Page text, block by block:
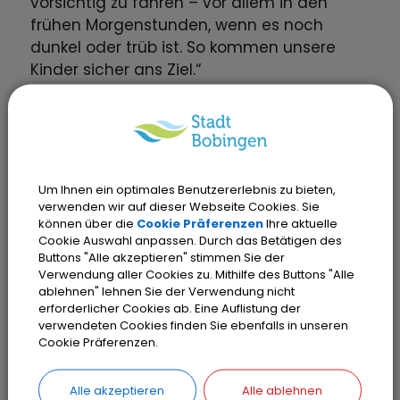
frühen Morgenstunden, wenn es noch
dunkel oder trüb ist. So kommen unsere
Kinder sicher ans Ziel.“
Die Stadt Bobingen wünscht allen
Schulanfängerinnen und Schulanfängern
allem sicheren Start ins neue Schuljahr.
Eva-Maria Gürpinar
Um Ihnen ein optimales Benutzererlebnis zu bieten,
verwenden wir auf dieser Webseite Cookies. Sie
können über die Cookie PräferenzenIhre aktuelle
Cookie Auswahl anpassen. Durch das Betätigen des
Buttons "Alle akzeptieren" stimmen Sie der
Verwendung aller Cookies zu. Mithilfe des Buttons "Alle
ablehnen" lehnen Sie der Verwendung nicht
erforderlicher Cookies ab. Eine Auflistung der
verwendeten Cookies finden Sie ebenfalls in unseren
Cookie Präferenzen.
Alle akzeptieren Alle ablehnen